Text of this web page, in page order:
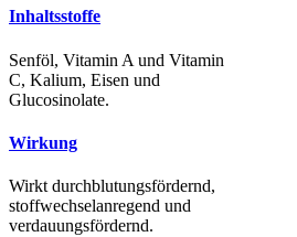
Inhaltsstoffe
Senföl, Vitamin A und Vitamin
C, Kalium, Eisen und
Glucosinolate.
Wirkung
Wirkt durchblutungsfördernd,
stoffwechselanregend und
verdauungsfördernd.